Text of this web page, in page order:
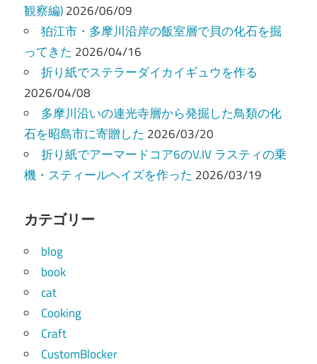
観察編)2026/06/09
狛江市・多摩川沿岸の飯室層で貝の化石を掘
ってきた 2026/04/16
折り紙でステラーダイカイギュウを作る
2026/04/08
多摩川沿いの連光寺層から発掘した鳥類の化
石を昭島市に寄贈した 2026/03/20
折り紙でアーマードコア6のV.IV ラスティの乗
機・スティールヘイズを作った 2026/03/19
カテゴリー
blog
book
cat
Cooking
Craft
CustomBlocker